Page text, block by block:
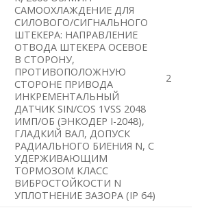
САМООХЛАЖДЕНИЕ ДЛЯ
СИЛОВОГО/СИГНАЛЬНОГО
ШТЕКЕРА: НАПРАВЛЕНИЕ
ОТВОДА ШТЕКЕРА ОСЕВОЕ
В СТОРОНУ,
ПРОТИВОПОЛОЖНУЮ
СТОРОНЕ ПРИВОДА
ИНКРЕМЕНТАЛЬНЫЙ
ДАТЧИК SIN/COS 1VSS 2048
ИМП/ОБ (ЭНКОДЕР I-2048),
ГЛАДКИЙ ВАЛ, ДОПУСК
РАДИАЛЬНОГО БИЕНИЯ N, С
УДЕРЖИВАЮЩИМ
ТОРМОЗОМ КЛАСС
ВИБРОСТОЙКОСТИ N
УПЛОТНЕНИЕ ЗАЗОРА (IP 64)
2